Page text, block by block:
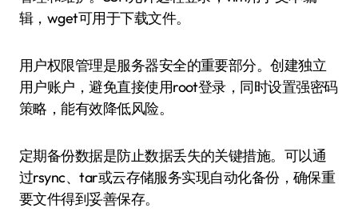
辑，wget可用于下载文件。
用户权限管理是服务器安全的重要部分。创建独立
用户账户，避免直接使用root登录，同时设置强密码
策略，能有效降低风险。
定期备份数据是防止数据丢失的关键措施。可以通
过rsync、tar或云存储服务实现自动化备份，确保重
要文件得到妥善保存。